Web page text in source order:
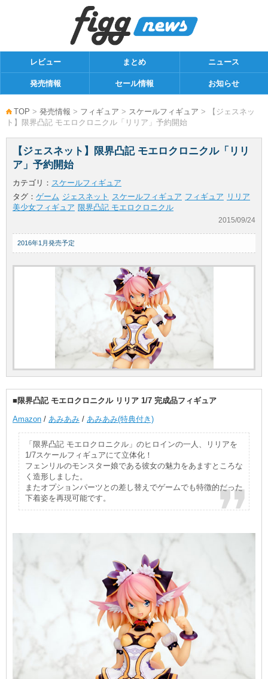
レビュー まとめ ニュース
発売情報 セール情報 お知らせ
TOP > 発売情報 > フィギュア > スケールフィギュア > 【ジェスネッ
ト】限界凸記 モエロクロニクル「リリア」予約開始
【ジェスネット】限界凸記 モエロクロニクル「リリ
ア」予約開始
カテゴリ： スケールフィギュア
タグ： ゲーム ジェスネット スケールフィギュア フィギュア リリア
美少女フィギュア 限界凸記 モエロクロニクル
2015/09/24
2016年1月発売予定
■限界凸記 モエロクロニクル リリア 1/7 完成品フィギュア
Amazon / あみあみ / あみあみ(特典付き)
「限界凸記 モエロクロニクル」のヒロインの一人、リリアを
1/7スケールフィギュアにて立体化！
フェンリルのモンスター娘である彼女の魅力をあますところな
く造形しました。
またオプションパーツとの差し替えでゲームでも特徴的だった
下着姿を再現可能です。